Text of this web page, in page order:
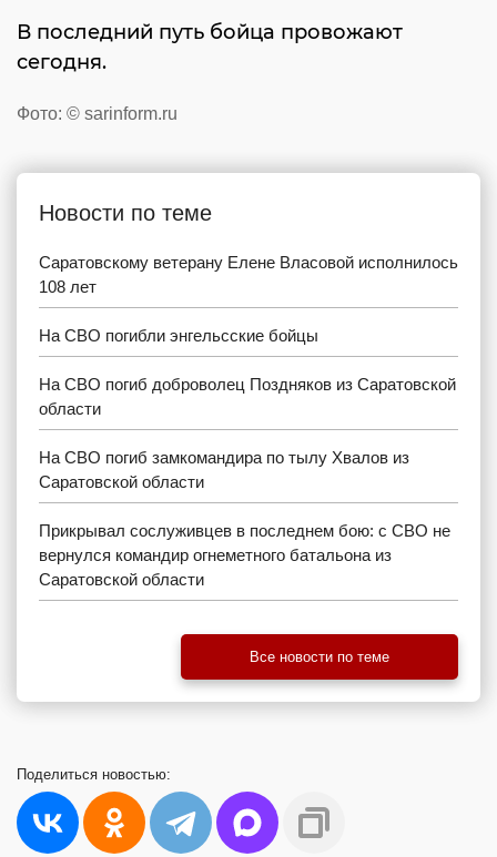
В последний путь бойца провожают
сегодня.
Фото: © sarinform.ru
Новости по теме
Саратовскому ветерану Елене Власовой исполнилось
108 лет
На СВО погибли энгельсские бойцы
На СВО погиб доброволец Поздняков из Саратовской
области
На СВО погиб замкомандира по тылу Хвалов из
Саратовской области
Прикрывал сослуживцев в последнем бою: с СВО не
вернулся командир огнеметного батальона из
Саратовской области
Все новости по теме
Поделиться новостью: